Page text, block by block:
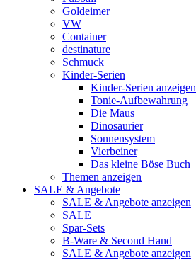
Goldeimer
VW
Container
destinature
Schmuck
Kinder-Serien
Kinder-Serien anzeigen
Tonie-Aufbewahrung
Die Maus
Dinosaurier
Sonnensystem
Vierbeiner
Das kleine Böse Buch
Themen anzeigen
SALE & Angebote
SALE & Angebote anzeigen
SALE
Spar-Sets
B-Ware & Second Hand
SALE & Angebote anzeigen